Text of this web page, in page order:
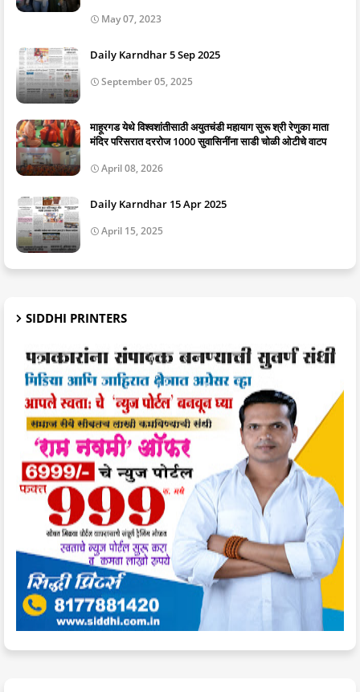
May 07, 2023
Daily Karndhar 5 Sep 2025
September 05, 2025
माहूरगड येथे विश्वशांतीसाठी अयुतचंडी महायाग सुरू श्री रेणुका माता
मंदिर परिसरात दररोज 1000 सुवासिनींना साडी चोळी ओटीचे वाटप
April 08, 2026
Daily Karndhar 15 Apr 2025
April 15, 2025
SIDDHI PRINTERS